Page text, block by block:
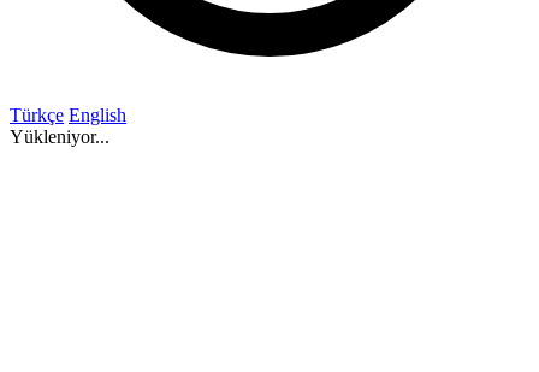
Türkçe English
Yükleniyor...